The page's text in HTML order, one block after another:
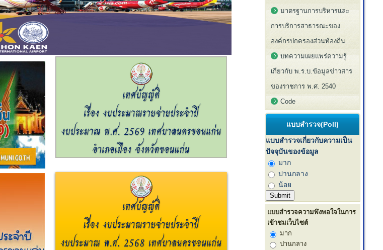
มาตรฐานการบริหารและ
การบริการสาธารณะของ
องค์กรปกครองส่วนท้องถิ่น
บทความเผยแพร่ความรู้
เกี่ยวกับ พ.ร.บ.ข้อมูลข่าวสาร
ของราชการ พ.ศ. 2540
Code
แบบสำรวจ(Poll)
แบบสำรวจเกี่ยวกับความเป็น
ปัจจุบันของข้อมูล
มาก
ปานกลาง
น้อย
แบบสำรวจความพึงพอใจในการ
เข้าชมเว็บไซต์
มาก
ปานกลาง